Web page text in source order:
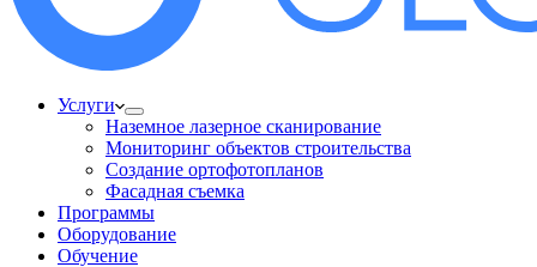
Услуги
Наземное лазерное сканирование
Мониторинг объектов строительства
Создание ортофотопланов
Фасадная съемка
Программы
Оборудование
Обучение